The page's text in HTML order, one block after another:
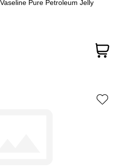
Pure Petroleum Jelly